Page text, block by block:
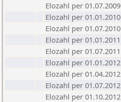
Elozahl per 01.07.2009
Elozahl per 01.01.2010
Elozahl per 01.07.2010
Elozahl per 01.01.2011
Elozahl per 01.07.2011
Elozahl per 01.01.2012
Elozahl per 01.04.2012
Elozahl per 01.07.2012
Elozahl per 01.10.2012